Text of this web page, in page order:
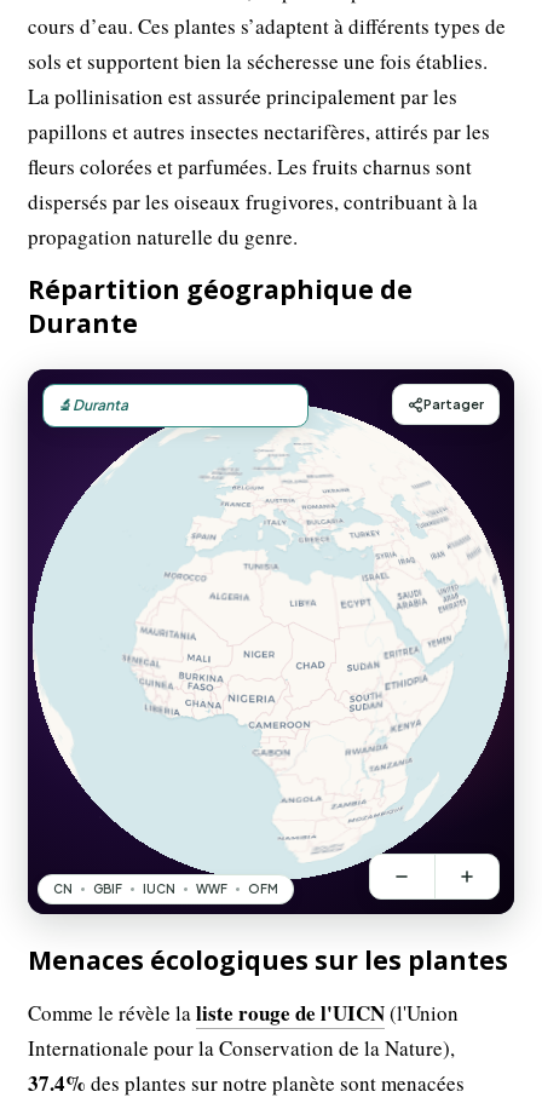
cours d’eau. Ces plantes s’adaptent à différents types de
sols et supportent bien la sécheresse une fois établies.
La pollinisation est assurée principalement par les
papillons et autres insectes nectarifères, attirés par les
fleurs colorées et parfumées. Les fruits charnus sont
dispersés par les oiseaux frugivores, contribuant à la
propagation naturelle du genre.
Répartition géographique de
Durante
Menaces écologiques sur les plantes
Comme le révèle laliste rouge de l'UICN(l'Union
Internationale pour la Conservation de la Nature),
37.4% des plantes sur notre planète sont menacées